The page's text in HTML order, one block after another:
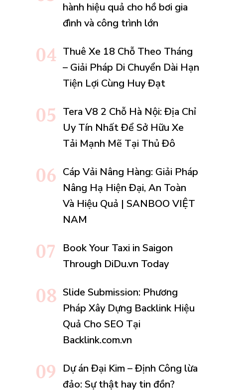
hành hiệu quả cho hồ bơi gia
đình và công trình lớn
Thuê Xe 18 Chỗ Theo Tháng
– Giải Pháp Di Chuyển Dài Hạn
Tiện Lợi Cùng Huy Đạt
Tera V8 2 Chỗ Hà Nội: Địa Chỉ
Uy Tín Nhất Để Sở Hữu Xe
Tải Mạnh Mẽ Tại Thủ Đô
Cáp Vải Nâng Hàng: Giải Pháp
Nâng Hạ Hiện Đại, An Toàn
Và Hiệu Quả | SANBOO VIỆT
NAM
Book Your Taxi in Saigon
Through DiDu.vn Today
Slide Submission: Phương
Pháp Xây Dựng Backlink Hiệu
Quả Cho SEO Tại
Backlink.com.vn
Dự án Đại Kim – Định Công lừa
đảo: Sự thật hay tin đồn?